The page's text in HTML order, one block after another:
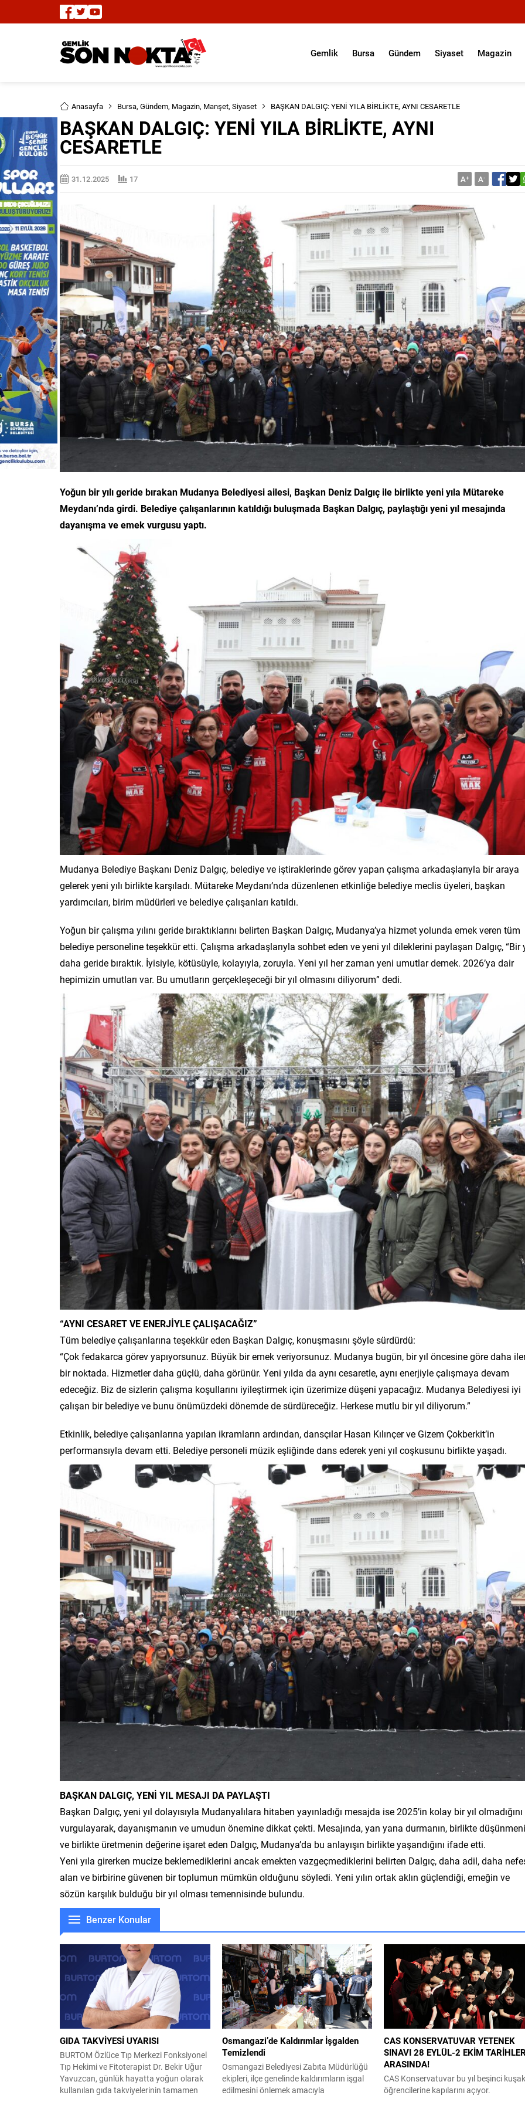
Gemlik Bursa Gündem Siyaset Magazin
Anasayfa Bursa, Gündem, Magazin, Manşet, Siyaset BAŞKAN DALGIÇ: YENİ YILA BİRLİKTE, AYNI CESARETLE
BAŞKAN DALGIÇ: YENİ YILA BİRLİKTE, AYNI
CESARETLE
31.12.2025 17 A+ A-
Yoğun bir yılı geride bırakan Mudanya Belediyesi ailesi, Başkan Deniz Dalgıç ile birlikte yeni yıla Mütareke
Meydanı’nda girdi. Belediye çalışanlarının katıldığı buluşmada Başkan Dalgıç, paylaştığı yeni yıl mesajında
dayanışma ve emek vurgusu yaptı.
Mudanya Belediye Başkanı Deniz Dalgıç, belediye ve iştiraklerinde görev yapan çalışma arkadaşlarıyla bir araya
gelerek yeni yılı birlikte karşıladı. Mütareke Meydanı’nda düzenlenen etkinliğe belediye meclis üyeleri, başkan
yardımcıları, birim müdürleri ve belediye çalışanları katıldı.
Yoğun bir çalışma yılını geride bıraktıklarını belirten Başkan Dalgıç, Mudanya’ya hizmet yolunda emek veren tüm
belediye personeline teşekkür etti. Çalışma arkadaşlarıyla sohbet eden ve yeni yıl dileklerini paylaşan Dalgıç, “Bir
daha geride bıraktık. İyisiyle, kötüsüyle, kolayıyla, zoruyla. Yeni yıl her zaman yeni umutlar demek. 2026’ya dair
hepimizin umutları var. Bu umutların gerçekleşeceği bir yıl olmasını diliyorum” dedi.
“AYNI CESARET VE ENERJİYLE ÇALIŞACAĞIZ”
Tüm belediye çalışanlarına teşekkür eden Başkan Dalgıç, konuşmasını şöyle sürdürdü:
“Çok fedakarca görev yapıyorsunuz. Büyük bir emek veriyorsunuz. Mudanya bugün, bir yıl öncesine göre daha
bir noktada. Hizmetler daha güçlü, daha görünür. Yeni yılda da aynı cesaretle, aynı enerjiyle çalışmaya devam
edeceğiz. Biz de sizlerin çalışma koşullarını iyileştirmek için üzerimize düşeni yapacağız. Mudanya Belediyesi iyi
çalışan bir belediye ve bunu önümüzdeki dönemde de sürdüreceğiz. Herkese mutlu bir yıl diliyorum.”
Etkinlik, belediye çalışanlarına yapılan ikramların ardından, dansçılar Hasan Kılınçer ve Gizem Çokberkit’in
performansıyla devam etti. Belediye personeli müzik eşliğinde dans ederek yeni yıl coşkusunu birlikte yaşadı.
BAŞKAN DALGIÇ, YENİ YIL MESAJI DA PAYLAŞTI
Başkan Dalgıç, yeni yıl dolayısıyla Mudanyalılara hitaben yayınladığı mesajda ise 2025’in kolay bir yıl olmadığını
vurgulayarak, dayanışmanın ve umudun önemine dikkat çekti. Mesajında, yan yana durmanın, birlikte
ve birlikte üretmenin değerine işaret eden Dalgıç, Mudanya’da bu anlayışın birlikte yaşandığını ifade etti.
Yeni yıla girerken mucize beklemediklerini ancak emekten vazgeçmediklerini belirten Dalgıç, daha adil, daha
alan ve birbirine güvenen bir toplumun mümkün olduğunu söyledi. Yeni yılın ortak aklın güçlendiği, emeğin ve
sözün karşılık bulduğu bir yıl olması temennisinde bulundu.
Benzer Konular
GIDA TAKVİYESİ UYARISI
BURTOM Özlüce Tıp Merkezi Fonksiyonel
Tıp Hekimi ve Fitoterapist Dr. Bekir Uğur
Yavuzcan, günlük hayatta yoğun olarak
kullanılan gıda takviyelerinin tamamen
Osmangazi’de Kaldırımlar İşgalden
Temizlendi
Osmangazi Belediyesi Zabıta Müdürlüğü
ekipleri, ilçe genelinde kaldırımların işgal
edilmesini önlemek amacıyla
CAS KONSERVATUVAR YETENEK
SINAVI 28 EYLÜL-2 EKİM
ARASINDA!
CAS Konservatuvar bu yıl beşinci
öğrencilerine kapılarını açıyor.